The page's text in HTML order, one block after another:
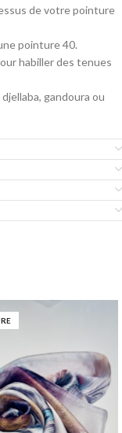
de votre pointure
pointure 40.
habiller des tenues
gandoura ou